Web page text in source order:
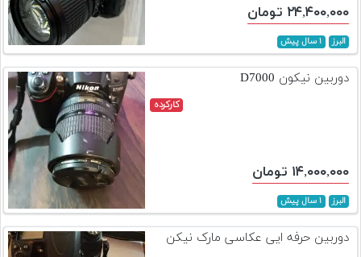
۲۴,۴۰۰,۰۰۰ تومان
البرز ۱ سال پیش
دوربین نیکون D7000
کارکرده
۱۴,۰۰۰,۰۰۰ تومان
البرز ۱ سال پیش
دوربین حرفه ایی عکاسی مارک نیکن